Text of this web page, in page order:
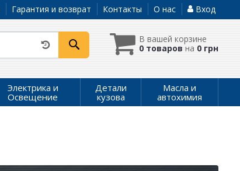
Гарантия и возврат Контакты О нас Вход
В вашей корзине
0 товаров на 0 грн
Электрика и
Освещение
Детали
кузова
Масла и
автохимия